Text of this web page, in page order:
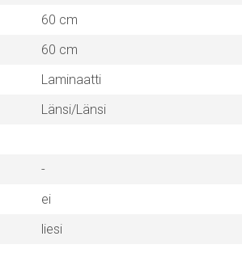
60 cm
60 cm
Laminaatti
Länsi/Länsi
-
ei
liesi